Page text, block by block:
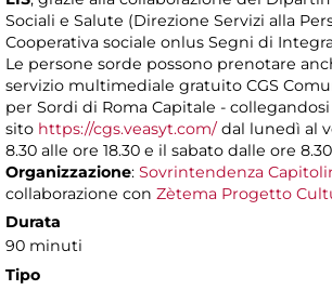
Sociali e Salute (Direzione Servizi alla
Cooperativa sociale onlus Segni di
Le persone sorde possono prenotare
servizio multimediale gratuito CGS
per Sordi di Roma Capitale - collegandosi
sito https://cgs.veasyt.com/dal lunedì al
8.30 alle ore 18.30 e il sabato dalle ore
Organizzazione: Sovrintendenza
collaborazione con Zètema Progetto
Durata
90 minuti
Tipo